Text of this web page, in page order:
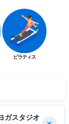
ピラティス
ガスタジオ